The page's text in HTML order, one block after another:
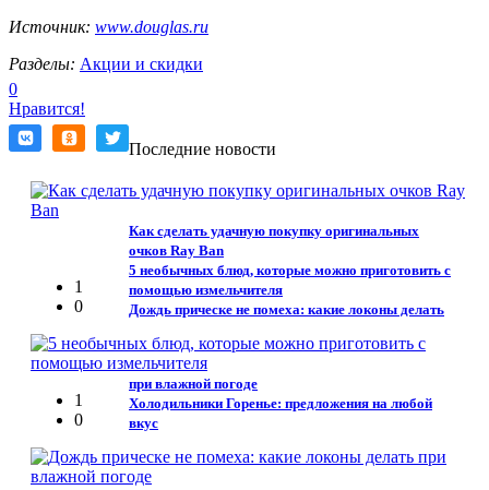
Источник: www.douglas.ru
Разделы: Акции и скидки
0
Нравится!
Последние новости
Как сделать удачную покупку оригинальных
очков Ray Ban
1
0
5 необычных блюд, которые можно приготовить с
помощью измельчителя
1
0
Дождь прическе не помеха: какие локоны делать
при влажной погоде
Холодильники Горенье: предложения на любой
вкус